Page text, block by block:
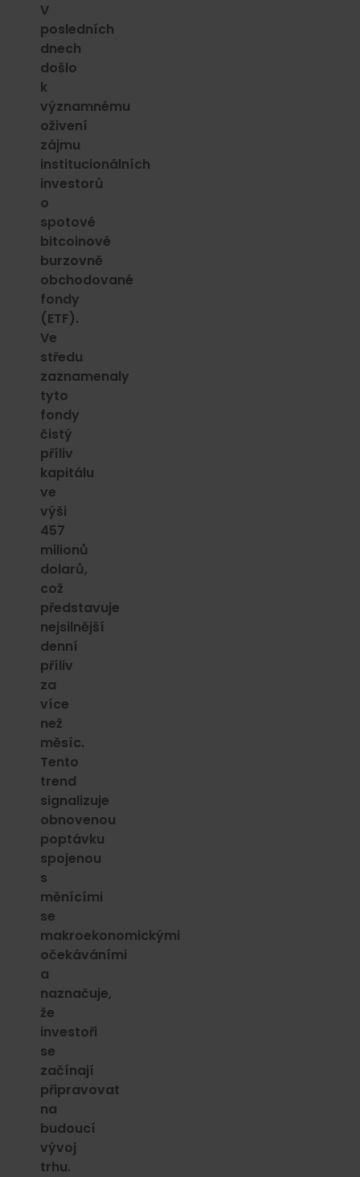
V
posledních
dnech
došlo
k
významnému
oživení
zájmu
institucionálních
investorů
o
spotové
bitcoinové
burzovně
obchodované
fondy
(ETF).
Ve
středu
zaznamenaly
tyto
fondy
čistý
příliv
kapitálu
ve
výši
457
milionů
dolarů,
což
představuje
nejsilnější
denní
příliv
za
více
než
měsíc.
Tento
trend
signalizuje
obnovenou
poptávku
spojenou
s
měnícími
se
makroekonomickými
očekáváními
a
naznačuje,
že
investoři
se
začínají
připravovat
na
budoucí
vývoj
trhu.